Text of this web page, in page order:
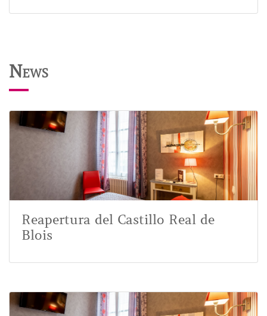
News
Reapertura del Castillo Real de
Blois